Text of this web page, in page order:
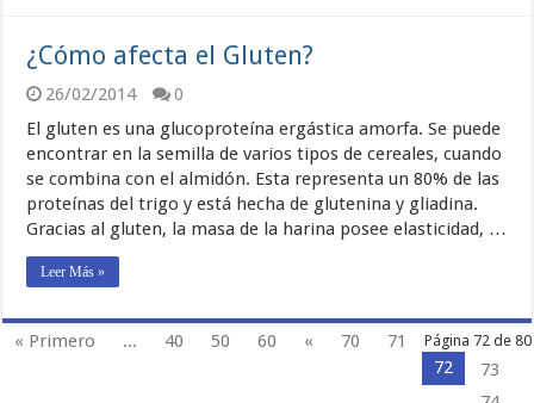
¿Cómo afecta el Gluten?
26/02/2014
0
El gluten es una glucoproteína ergástica amorfa. Se puede
encontrar en la semilla de varios tipos de cereales, cuando
se combina con el almidón. Esta representa un 80% de las
proteínas del trigo y está hecha de glutenina y gliadina.
Gracias al gluten, la masa de la harina posee elasticidad, …
Leer Más »
Página 72 de 80
« Primero ... 40 50 60 « 70
71
72
73